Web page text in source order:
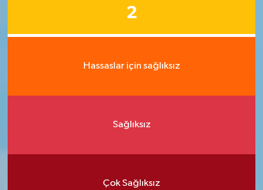
2
Hassaslar için sağlıksız
Sağlıksız
Çok Sağlıksız